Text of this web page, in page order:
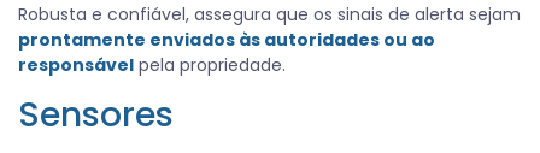
Robusta e confiável, assegura que os sinais de alerta sejam
prontamente enviados às autoridades ou ao
responsável pela propriedade.
Sensores